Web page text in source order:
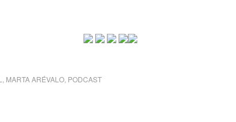
MARTA ARÉVALO PODCAST